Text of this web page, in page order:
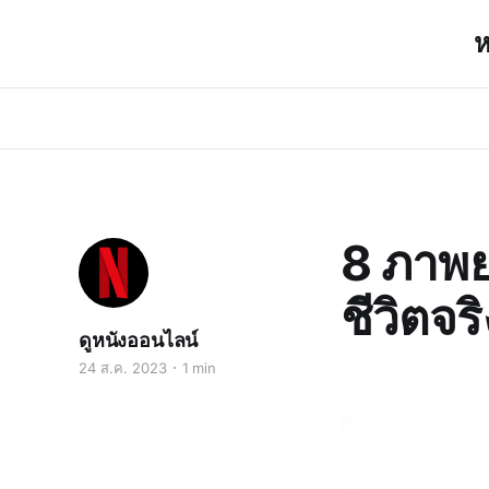
8 ภาพ
ชีวิตจริ
ดูหนังออนไลน์
24 ส.ค. 2023 1 min